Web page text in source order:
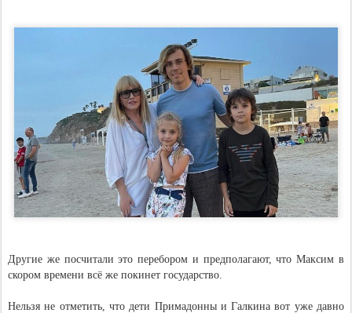
Другие же посчитали это перебором и предполагают, что Максим в
скором времени всё же покинет государство.
Нельзя не отметить, что дети Примадонны и Галкина вот уже давно